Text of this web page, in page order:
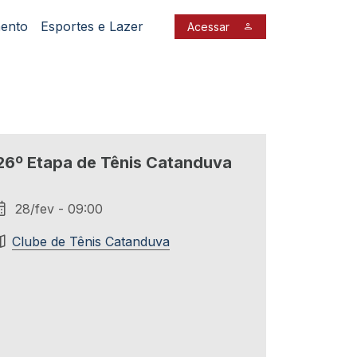
Esportes e Lazer Acessar
Etapa de Tênis Catanduva
28/fev - 09:00
Clube de Tênis Catanduva